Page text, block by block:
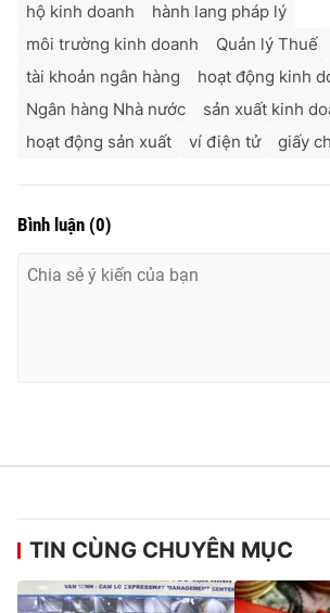
hộ kinh doanh
hành lang pháp lý
môi trường kinh doanh
Quản lý Thuế
tài khoản ngân hàng
hoạt động kinh
Ngân hàng Nhà nước
sản xuất kinh
hoạt động sản xuất
ví điện tử giấy
Bình luận (0)
TIN CÙNG CHUYÊN MỤC